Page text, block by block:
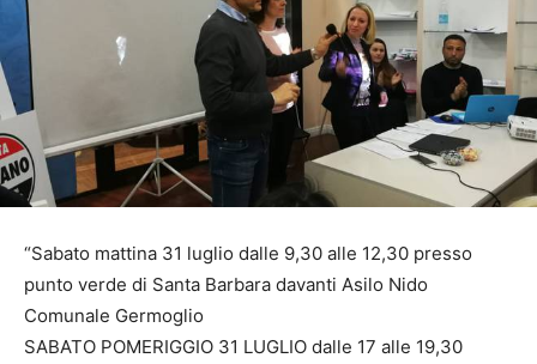
“Sabato mattina 31 luglio dalle 9,30 alle 12,30 presso
punto verde di Santa Barbara davanti Asilo Nido
Comunale Germoglio
SABATO POMERIGGIO 31 LUGLIO dalle 17 alle 19,30